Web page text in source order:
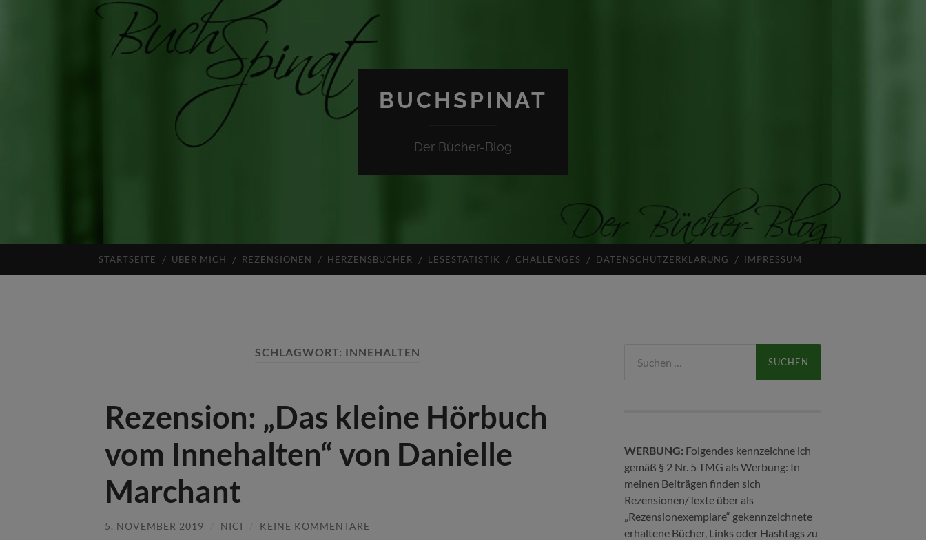
BUCHSPINAT
Der Bücher-Blog
STARTSEITE ÜBER MICH REZENSIONEN HERZENSBÜCHER LESESTATISTIK CHALLENGES DATENSCHUTZERKLÄRUNG IMPRESSUM
SCHLAGWORT: INNEHALTEN
Rezension: „Das kleine Hörbuch
vom Innehalten“ von Danielle
Marchant
5. NOVEMBER 2019 NICI KEINE KOMMENTARE
nach:
WERBUNG: Folgendes kennzeichne ich
gemäß § 2 Nr. 5 TMG als Werbung: In
meinen Beiträgen finden sich
Rezensionen/Texte über als
„Rezensionexemplare“ gekennzeichnete
erhaltene Bücher, Links oder Hashtags zu